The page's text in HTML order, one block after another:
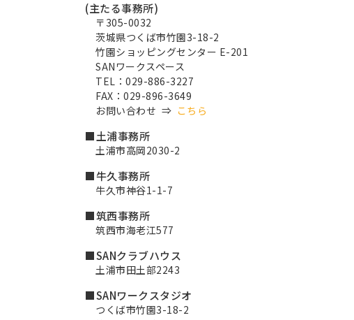
(主たる事務所)
〒305-0032
茨城県つくば市竹園3-18-2
竹園ショッピングセンター E-201
SANワークスペース
TEL：029-886-3227
FAX：029-896-3649
お問い合わせ ⇒ こちら
■土浦事務所
土浦市高岡2030-2
■牛久事務所
牛久市神谷1-1-7
■筑西事務所
筑西市海老江577
■SANクラブハウス
土浦市田土部2243
■SANワークスタジオ
つくば市竹園3-18-2